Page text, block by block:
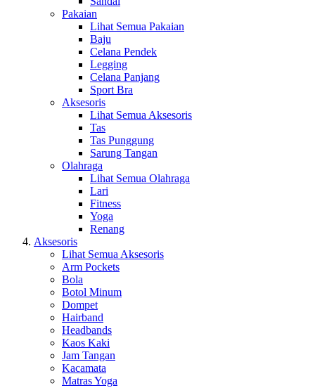
Pakaian
Lihat Semua Pakaian
Baju
Celana Pendek
Legging
Celana Panjang
Sport Bra
Aksesoris
Lihat Semua Aksesoris
Tas
Tas Punggung
Sarung Tangan
Olahraga
Lihat Semua Olahraga
Lari
Fitness
Yoga
Renang
Aksesoris
Lihat Semua Aksesoris
Arm Pockets
Bola
Botol Minum
Dompet
Hairband
Headbands
Kaos Kaki
Jam Tangan
Kacamata
Matras Yoga